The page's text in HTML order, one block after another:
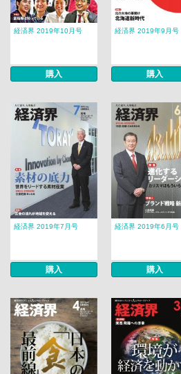
経済界 2019年10月号
購入
経済界 2019年9月号
購入
経済界 2019年7月号
購入
経済界 2019年6月号
購入